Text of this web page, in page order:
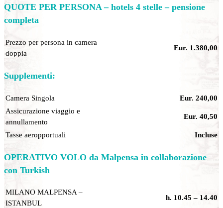
QUOTE PER PERSONA – hotels 4 stelle – pensione
completa
Prezzo per persona in camera
doppia
Eur. 1.380,00
Supplementi:
Camera Singola
Eur. 240,00
Assicurazione viaggio e
annullamento
Eur. 40,50
Tasse aeropportuali Incluse
OPERATIVO VOLO da Malpensa in collaborazione
con Turkish
MILANO MALPENSA –
ISTANBUL
h. 10.45 – 14.40